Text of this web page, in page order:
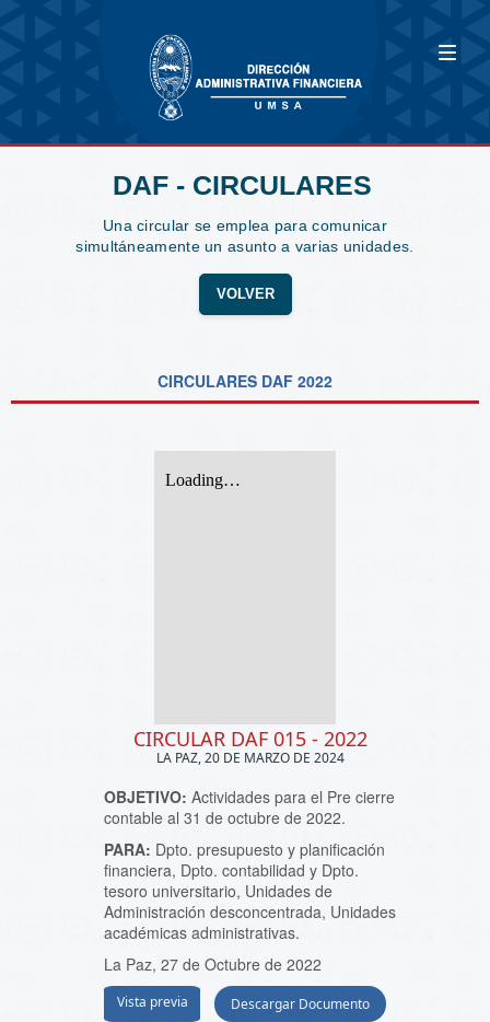
DAF - CIRCULARES
Una circular se emplea para comunicar
simultáneamente un asunto a varias unidades.
VOLVER
CIRCULARES DAF 2022
CIRCULAR DAF 015 - 2022
LA PAZ, 20 DE MARZO DE 2024
OBJETIVO: Actividades para el Pre cierre
contable al 31 de octubre de 2022.
PARA: Dpto. presupuesto y planificación
financiera, Dpto. contabilidad y Dpto.
tesoro universitario, Unidades de
Administración desconcentrada, Unidades
académicas administrativas.
La Paz, 27 de Octubre de 2022
Vista previa Descargar Documento